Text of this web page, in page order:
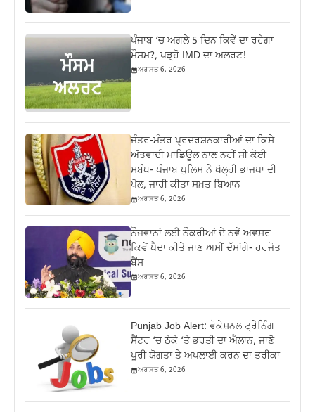
ਪੰਜਾਬ ‘ਚ ਅਗਲੇ 5 ਦਿਨ ਕਿਵੇਂ ਦਾ ਰਹੇਗਾ
ਮੌਸਮ?, ਪੜ੍ਹੋ IMD ਦਾ ਅਲਰਟ!
ਅਗਸਤ 6, 2026
ਜੰਤਰ-ਮੰਤਰ ਪ੍ਰਦਰਸ਼ਨਕਾਰੀਆਂ ਦਾ ਕਿਸੇ
ਅੱਤਵਾਦੀ ਮਾਡਿਊਲ ਨਾਲ ਨਹੀਂ ਸੀ ਕੋਈ
ਸਬੰਧ- ਪੰਜਾਬ ਪੁਲਿਸ ਨੇ ਖੋਲ੍ਹੀ ਭਾਜਪਾ ਦੀ
ਪੋਲ, ਜਾਰੀ ਕੀਤਾ ਸਖ਼ਤ ਬਿਆਨ
ਅਗਸਤ 6, 2026
ਨੌਜਵਾਨਾਂ ਲਈ ਨੌਕਰੀਆਂ ਦੇ ਨਵੇਂ ਅਵਸਰ
ਕਿਵੇਂ ਪੈਦਾ ਕੀਤੇ ਜਾਣ ਅਸੀਂ ਦੱਸਾਂਗੇ- ਹਰਜੋਤ
ਬੈਂਸ
ਅਗਸਤ 6, 2026
Punjab Job Alert: ਵੋਕੇਸ਼ਨਲ ਟ੍ਰੇਨਿੰਗ
ਸੈਂਟਰ ‘ਚ ਠੇਕੇ ‘ਤੇ ਭਰਤੀ ਦਾ ਐਲਾਨ, ਜਾਣੋ
ਪੂਰੀ ਯੋਗਤਾ ਤੇ ਅਪਲਾਈ ਕਰਨ ਦਾ ਤਰੀਕਾ
ਅਗਸਤ 6, 2026